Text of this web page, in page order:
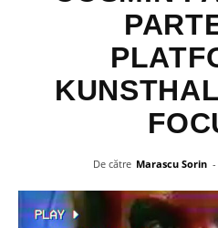
De către Marascu Sorin -